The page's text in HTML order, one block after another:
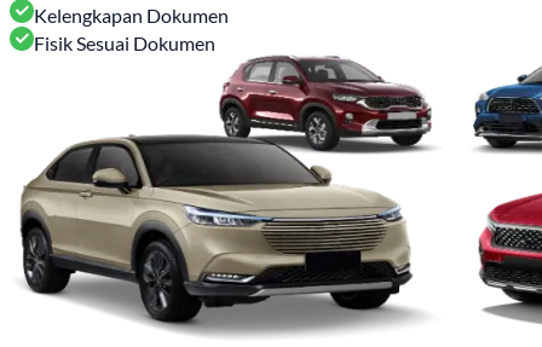
Kelengkapan Dokumen
Fisik Sesuai Dokumen